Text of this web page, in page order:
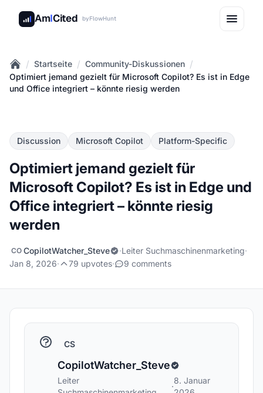
AmICited byFlowHunt
Home
/ Startseite / Community-Diskussionen /
Optimiert jemand gezielt für Microsoft Copilot? Es ist in Edge
und Office integriert – könnte riesig werden
Discussion Microsoft Copilot Platform-Specific
Optimiert jemand gezielt für
Microsoft Copilot? Es ist in Edge und
Office integriert – könnte riesig
werden
CO CopilotWatcher_Steve ·Leiter Suchmaschinenmarketing·
Jan 8, 2026· 79 upvotes· 9 comments
CS
CopilotWatcher_Steve
Leiter
·
8. Januar